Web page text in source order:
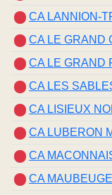
CA LANNION-
CA LE GRAND
CA LE GRAND
CA LES
CA LISIEUX
CA LUBERON
CA
CA